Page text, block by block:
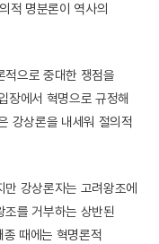
적 명분론이 역사의
적으로 중대한 쟁점을
장에서 혁명으로 규정해
강상론을 내세워 절의적
강상론자는 고려왕조에
조를 거부하는 상반된
때에는 혁명론적